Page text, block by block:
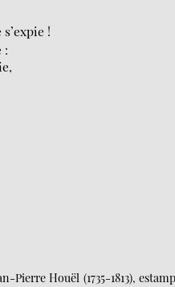
!
:
Pierre Houël (1735-1813),